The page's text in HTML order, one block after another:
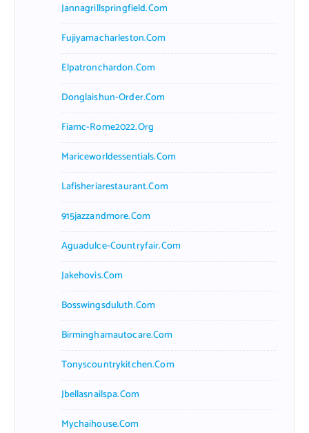
Jannagrillspringfield.com
Fujiyamacharleston.com
Elpatronchardon.com
Donglaishun-Order.com
Fiamc-Rome2022.org
Mariceworldessentials.com
Lafisheriarestaurant.com
915jazzandmore.com
Aguadulce-Countryfair.com
Jakehovis.com
Bosswingsduluth.com
Birminghamautocare.com
Tonyscountrykitchen.com
Jbellasnailspa.com
Mychaihouse.com